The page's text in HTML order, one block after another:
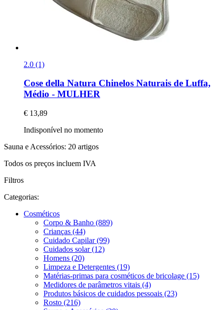
2.0 (1)
Cose della Natura Chinelos Naturais de Luffa,
Médio -​ MULHER
€ 13,89
Indisponível no momento
Sauna e Acessórios: 20 artigos
Todos os preços incluem IVA
Filtros
Categorias:
Cosméticos
Corpo & Banho (889)
Crianças (44)
Cuidado Capilar (99)
Cuidados solar (12)
Homens (20)
Limpeza e Detergentes (19)
Matérias-primas para cosméticos de bricolage (15)
Medidores de parâmetros vitais (4)
Produtos básicos de cuidados pessoais (23)
Rosto (216)